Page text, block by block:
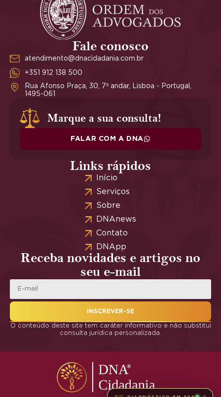
Fale conosco
atendimento@dnacidadania.com.br
+351 912 138 500
Rua Afonso Praça, 30, 7º andar, Lisboa - Portugal,
1495-061
Marque a sua consulta!
FALAR COM A DNA
Links rápidos
Início
Serviços
Sobre
DNAnews
Contato
DNApp
Receba novidades e artigos no
seu e-mail
INSCREVER-SE
O conteúdo deste site tem caráter informativo e não substitui
consulta jurídica personalizada.